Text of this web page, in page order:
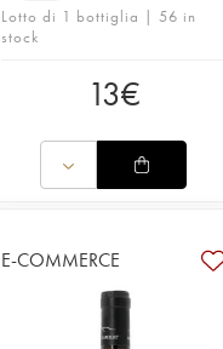
Lotto di 1 bottiglia | 56 in
stock
13€
E-COMMERCE